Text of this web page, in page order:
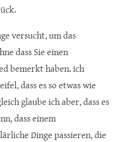
versucht, um das
dass Sie einen
bemerkt haben. ich
dass es so etwas wie
glaube ich aber, dass es
dass einem
Dinge passieren, die